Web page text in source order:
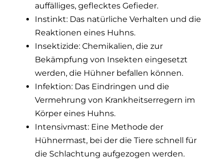
auffälliges, geflecktes Gefieder.
Instinkt: Das natürliche Verhalten und die
Reaktionen eines Huhns.
Insektizide: Chemikalien, die zur
Bekämpfung von Insekten eingesetzt
werden, die Hühner befallen können.
Infektion: Das Eindringen und die
Vermehrung von Krankheitserregern im
Körper eines Huhns.
Intensivmast: Eine Methode der
Hühnermast, bei der die Tiere schnell für
die Schlachtung aufgezogen werden.